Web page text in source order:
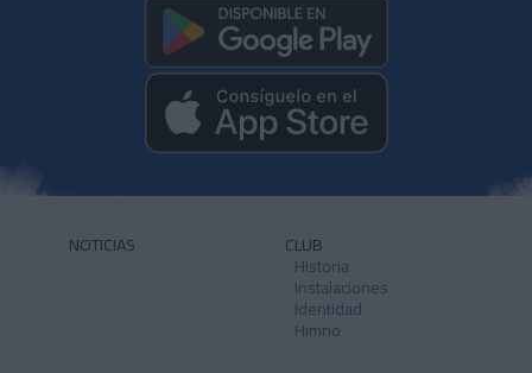
NOTICIAS CLUB
Historia
Instalaciones
Identidad
Himno